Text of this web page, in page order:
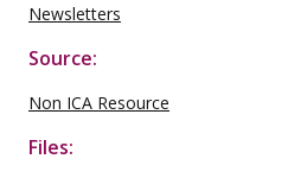
Newsletters
Source:
Non ICA Resource
Files: